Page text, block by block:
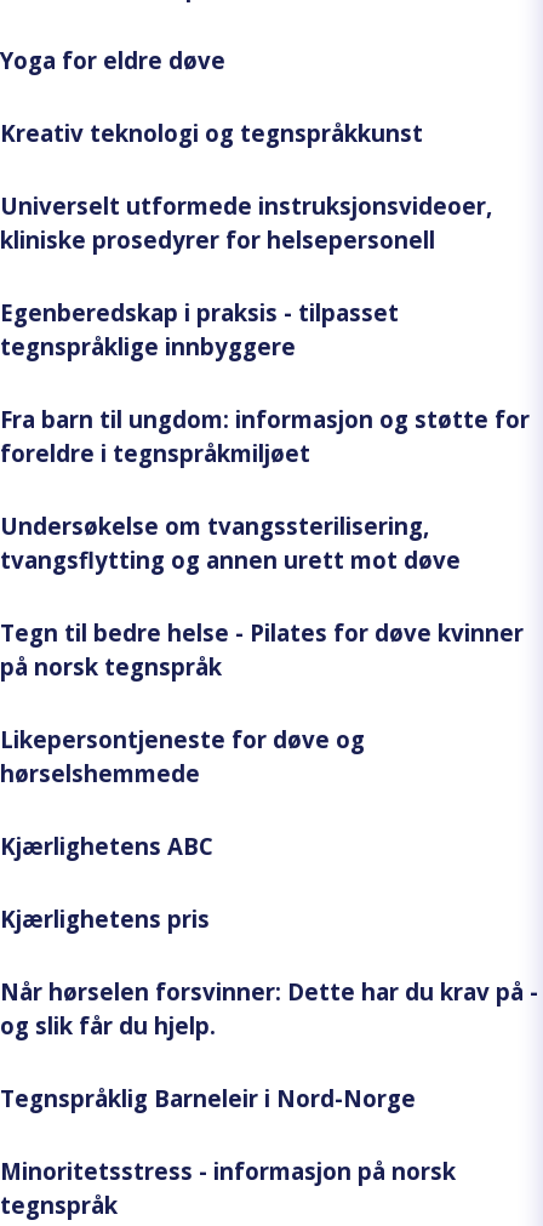
Yoga for eldre døve
Kreativ teknologi og tegnspråkkunst
Universelt utformede instruksjonsvideoer,
kliniske prosedyrer for helsepersonell
Egenberedskap i praksis - tilpasset
tegnspråklige innbyggere
Fra barn til ungdom: informasjon og støtte for
foreldre i tegnspråkmiljøet
Undersøkelse om tvangssterilisering,
tvangsflytting og annen urett mot døve
Tegn til bedre helse - Pilates for døve kvinner
på norsk tegnspråk
Likepersontjeneste for døve og
hørselshemmede
Kjærlighetens ABC
Kjærlighetens pris
Når hørselen forsvinner: Dette har du krav på -
og slik får du hjelp.
Tegnspråklig Barneleir i Nord-Norge
Minoritetsstress - informasjon på norsk
tegnspråk